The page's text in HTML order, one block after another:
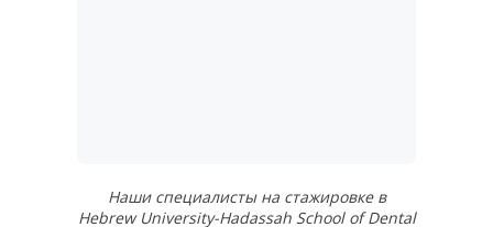
Наши специалисты на стажировке в
Hebrew University-Hadassah School of Dental